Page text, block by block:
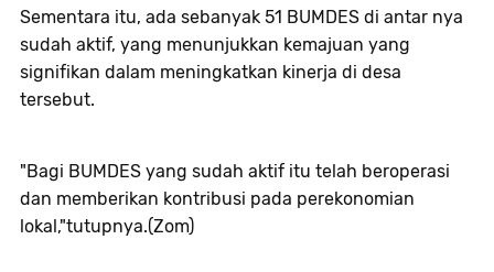
Sementara itu, ada sebanyak 51 BUMDES di antar nya
sudah aktif, yang menunjukkan kemajuan yang
signifikan dalam meningkatkan kinerja di desa
tersebut.
"Bagi BUMDES yang sudah aktif itu telah beroperasi
dan memberikan kontribusi pada perekonomian
lokal,"tutupnya.(Zom)